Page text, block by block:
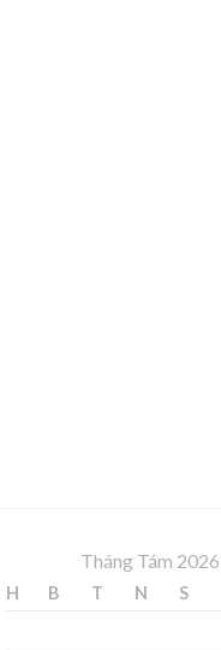
Tháng Tám 2026
H B T N S